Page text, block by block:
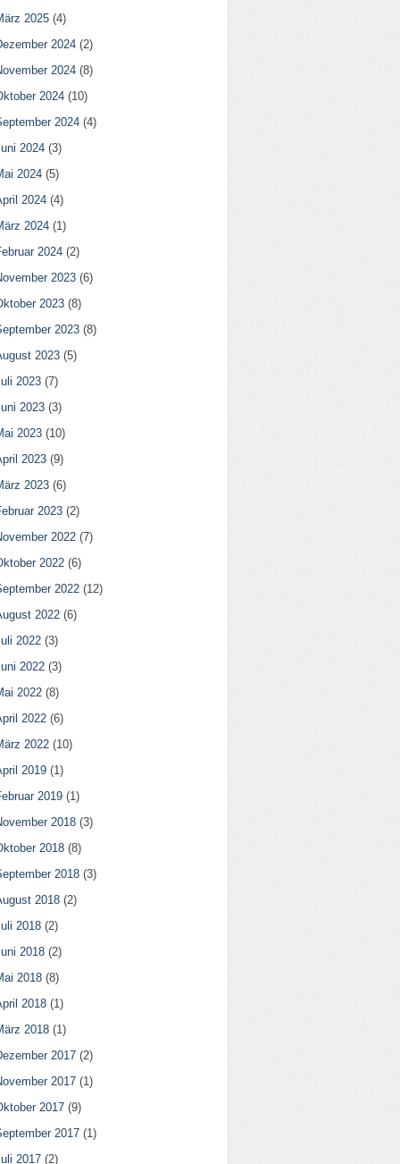
2025 (4)
2024 (2)
2024 (8)
2024 (10)
2024 (4)
2024 (3)
2024 (5)
2024 (4)
2024 (1)
2024 (2)
2023 (6)
2023 (8)
2023 (8)
2023 (5)
2023 (7)
2023 (3)
2023 (10)
2023 (9)
2023 (6)
2023 (2)
2022 (7)
2022 (6)
2022 (12)
2022 (6)
2022 (3)
2022 (3)
2022 (8)
2022 (6)
2022 (10)
2019 (1)
2019 (1)
2018 (3)
2018 (8)
2018 (3)
2018 (2)
2018 (2)
2018 (2)
2018 (8)
2018 (1)
2018 (1)
2017 (2)
2017 (1)
2017 (9)
2017 (1)
2017 (2)